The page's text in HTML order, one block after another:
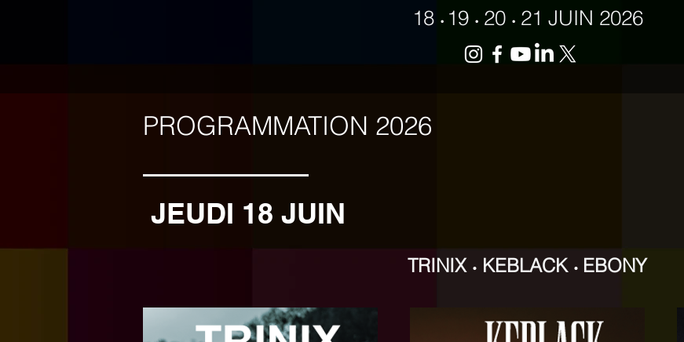
18 • 19 •20 • 21 JUIN 2026
PROGRAMMATION 2026
JEUDI 18 JUIN
TRINIX •KEBLACK •EBONY